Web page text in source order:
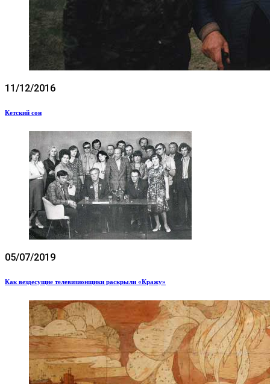
11/12/2016
Кетский сон
05/07/2019
Как вездесущие телевизионщики раскрыли «Кражу»